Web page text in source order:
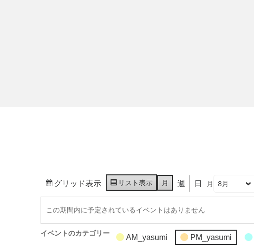
グリッド表示 リスト表示 月 週 日 月
この期間内に予定されているイベントはありません
イベントのカテゴリー AM_yasumi PM_yasumi